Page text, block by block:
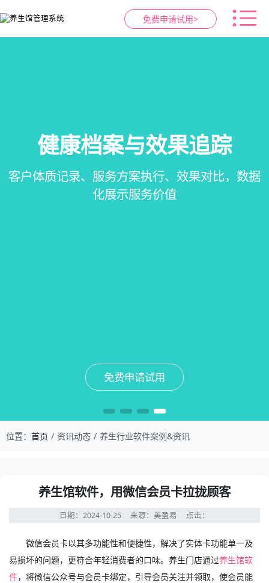
免费申请试用>
会员营销&锁客
会员积分、套餐定制、精准营销、客户关怀，提
升复购率与客单价
免费申请试用
预约与工位管理
在线预约、智能排班、技师调度、房间/床位状态
一目了然，提升资源利用率
免费申请试用
健康档案与效果追踪
客户体质记录、服务方案执行、效果对比，数据
化展示服务价值
免费申请试用
智慧养生馆管理系统
一站式解决养生馆预约、服务、会员、财务、营
销全流程数字化管理
免费申请试用
位置： 首页 资讯动态 养生行业软件案例&资讯
养生馆软件，用微信会员卡拉拢顾客
日期：2024-10-25 来源：美盈易 点击：
微信会员卡以其多功能性和便捷性，解决了实体卡功能单一及
易损坏的问题，更符合年轻消费者的口味。养生门店通过养生馆软
件，将微信公众号与会员卡绑定，引导会员关注并领取，使会员能